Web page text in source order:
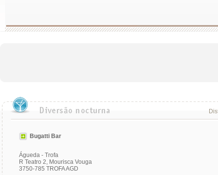
Bugatti Bar
Águeda - Trofa
R Teatro 2, Mourisca Vouga
3750-785 TROFA AGD